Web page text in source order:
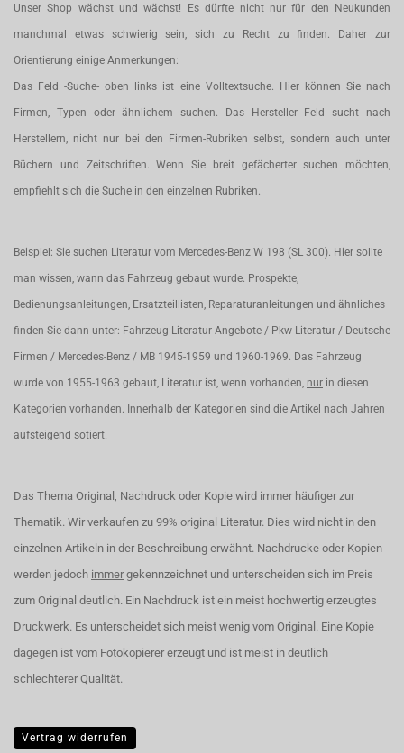
Unser Shop wächst und wächst! Es dürfte nicht nur für den Neukunden
manchmal etwas schwierig sein, sich zu Recht zu finden. Daher zur
Orientierung einige Anmerkungen:
Das Feld -Suche- oben links ist eine Volltextsuche. Hier können Sie nach
Firmen, Typen oder ähnlichem suchen. Das Hersteller Feld sucht nach
Herstellern, nicht nur bei den Firmen-Rubriken selbst, sondern auch unter
Büchern und Zeitschriften. Wenn Sie breit gefächerter suchen möchten,
empfiehlt sich die Suche in den einzelnen Rubriken.
Beispiel: Sie suchen Literatur vom Mercedes-Benz W 198 (SL 300). Hier sollte
man wissen, wann das Fahrzeug gebaut wurde. Prospekte,
Bedienungsanleitungen, Ersatzteillisten, Reparaturanleitungen und ähnliches
finden Sie dann unter: Fahrzeug Literatur Angebote / Pkw Literatur / Deutsche
Firmen / Mercedes-Benz / MB 1945-1959 und 1960-1969. Das Fahrzeug
wurde von 1955-1963 gebaut, Literatur ist, wenn vorhanden, nur in diesen
Kategorien vorhanden. Innerhalb der Kategorien sind die Artikel nach Jahren
aufsteigend sotiert.
Das Thema Original, Nachdruck oder Kopie wird immer häufiger zur
Thematik. Wir verkaufen zu 99% original Literatur. Dies wird nicht in den
einzelnen Artikeln in der Beschreibung erwähnt. Nachdrucke oder Kopien
werden jedoch immer gekennzeichnet und unterscheiden sich im Preis
zum Original deutlich. Ein Nachdruck ist ein meist hochwertig erzeugtes
Druckwerk. Es unterscheidet sich meist wenig vom Original. Eine Kopie
dagegen ist vom Fotokopierer erzeugt und ist meist in deutlich
schlechterer Qualität.
Vertrag widerrufen